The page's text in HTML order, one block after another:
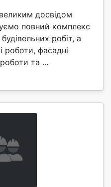
досвідом
повний комплекс
робіт, а
роботи, фасадні
та ...